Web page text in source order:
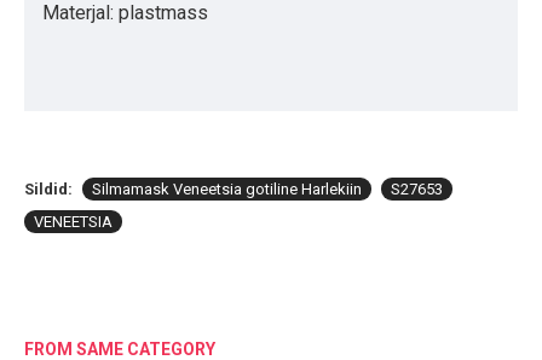
Materjal: plastmass
Sildid: Silmamask Veneetsia gotiline Harlekiin
S27653
VENEETSIA
FROM SAME CATEGORY